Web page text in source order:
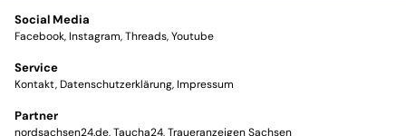
Social Media
Facebook Instagram Threads Youtube
Service
Kontakt Datenschutzerklärung Impressum
Partner
nordsachsen24.de Taucha24 Traueranzeigen Sachsen